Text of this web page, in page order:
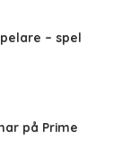
– spel
på Prime